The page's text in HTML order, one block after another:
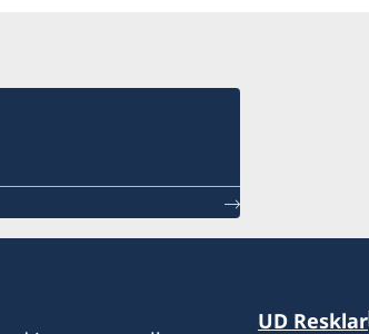
UD Resklar